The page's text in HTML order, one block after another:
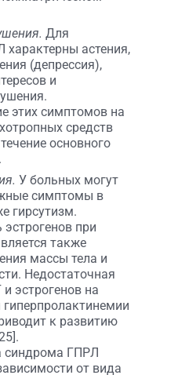
Для
характерны астения,
(депрессия),
и
этих симптомов на
средств
основного
У больных могут
симптомы в
гирсутизм.
при
также
массы тела и
Недостаточная
эстрогенов на
к развитию
синдрома ГПРЛ
от вида